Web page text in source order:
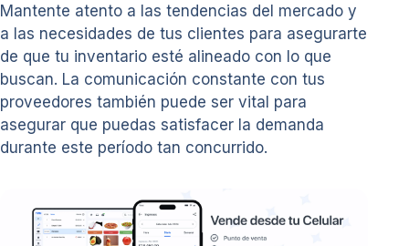
Mantente atento a las tendencias del mercado y
a las necesidades de tus clientes para asegurarte
de que tu inventario esté alineado con lo que
buscan. La comunicación constante con tus
proveedores también puede ser vital para
asegurar que puedas satisfacer la demanda
durante este período tan concurrido.